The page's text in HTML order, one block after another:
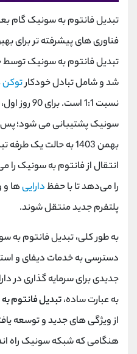
تبدیل فانتوم به سونیک گام
فناوری های پیشرفته تر برای
تبدیل فانتوم به سونیک توسط
شد و شامل تبادل خودکارتوکن
نسبت 1:1
بهمن 1403 به حالت
انتقال از فانتوم به سونیک را
را می‌دهد تا با حفظدارایی‌ها و
پلتفرم جدید منتقل شوند.
به طور کلی، تبدیل فانتوم به
دسترسی به خدمات دیفای و
جدیدی برای سرمایه گذاری در
به عبارت ساده،تبدیل فانتوم
از ویژگی های جدید و توسعه
هنگامی که شبکه سونیک راه